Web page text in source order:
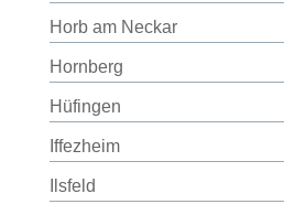
Horb am Neckar
Hornberg
Hüfingen
Iffezheim
Ilsfeld